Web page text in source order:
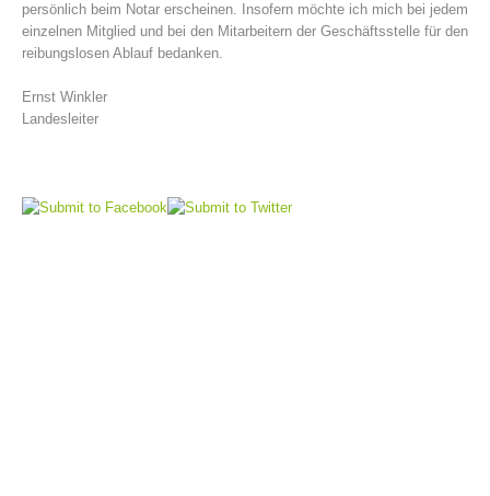
persönlich beim Notar erscheinen. Insofern möchte ich mich bei jedem
einzelnen Mitglied und bei den Mitarbeitern der Geschäftsstelle für den
reibungslosen Ablauf bedanken.
Ernst Winkler
Landesleiter